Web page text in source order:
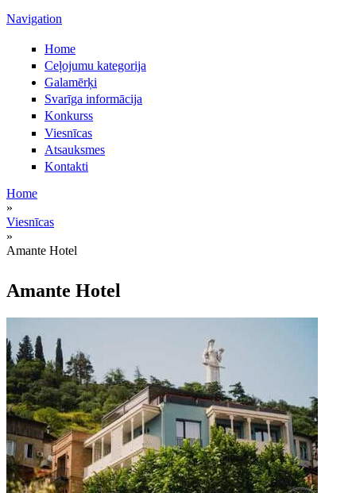
Navigation
Home
Сeļojumu kategorija
Galamērķi
Svarīga informācija
Konkurss
Viesnīcas
Atsauksmes
Kontakti
Jūs atrodaties šeit
Home
»
Viesnīcas
»
Amante Hotel
Amante Hotel